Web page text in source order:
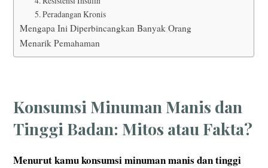
5. Peradangan Kronis
Mengapa Ini Diperbincangkan Banyak Orang
Menarik Pemahaman
Konsumsi Minuman Manis dan
Tinggi Badan: Mitos atau Fakta?
Menurut kamu konsumsi minuman manis dan tinggi